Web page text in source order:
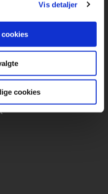
Vis detaljer
cookies